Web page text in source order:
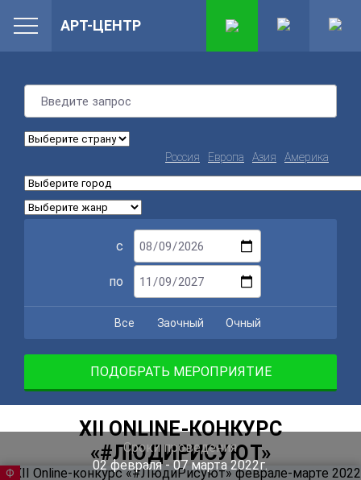
Россия Европа Азия Америка
с
по
Все Заочный Очный
ПОДОБРАТЬ МЕРОПРИЯТИЕ
XII ONLINE-КОНКУРС
«#ЛЮДИРИСУЮТ»
Сроки проведения
02февраля‐ 07марта 2022г.
ФЕСТИВАЛЬ
АРТ-ЦЕНТР